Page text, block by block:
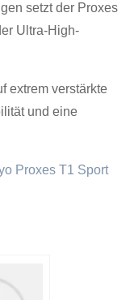
setzt der Proxes
Ultra-High-
extrem verstärkte
und eine
Proxes T1 Sport